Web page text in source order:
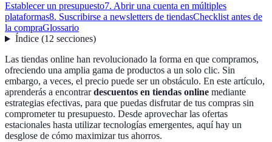
Establecer un presupuesto7. Abrir una cuenta en múltiples
plataformas8. Suscribirse a newsletters de tiendasChecklist antes de
la compraGlossario
Índice(12 secciones)
Las tiendas online han revolucionado la forma en que compramos,
ofreciendo una amplia gama de productos a un solo clic. Sin
embargo, a veces, el precio puede ser un obstáculo. En este artículo,
aprenderás a encontrardescuentos en tiendas online mediante
estrategias efectivas, para que puedas disfrutar de tus compras sin
comprometer tu presupuesto. Desde aprovechar las ofertas
estacionales hasta utilizar tecnologías emergentes, aquí hay un
desglose de cómo maximizar tus ahorros.